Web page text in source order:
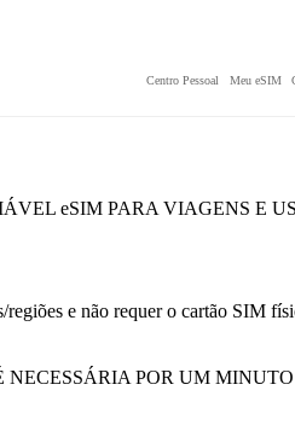
Centro Pessoal Meu eSIM
eSIM PARA VIAGENS E
e não requer o cartão SIM
POR UM